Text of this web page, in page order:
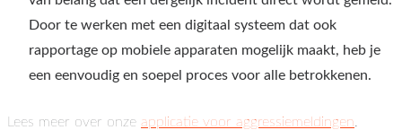
Door te werken met een digitaal systeem dat ook
rapportage op mobiele apparaten mogelijk maakt, heb je
een eenvoudig en soepel proces voor alle betrokkenen.
Lees meer over onze applicatie voor aggressiemeldingen